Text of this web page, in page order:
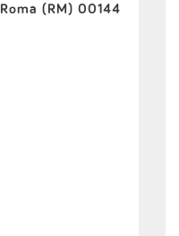
Roma (RM) 00144